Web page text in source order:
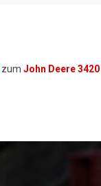
zum John Deere 3420